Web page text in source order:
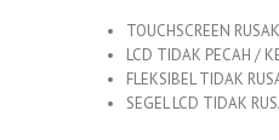
TOUCHSCREEN
LCD TIDAK PECAH /
FLEKSIBEL TIDAK
SEGEL LCD TIDAK